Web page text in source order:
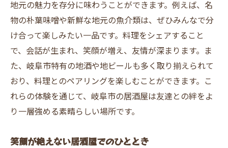
地元の魅力を存分に味わうことができます。例えば、名
物の朴葉味噌や新鮮な地元の魚介類は、ぜひみんなで分
け合って楽しみたい一品です。料理をシェアすること
で、会話が生まれ、笑顔が増え、友情が深まります。ま
た、岐阜市特有の地酒や地ビールも多く取り揃えられて
おり、料理とのペアリングを楽しむことができます。こ
れらの体験を通じて、岐阜市の居酒屋は友達との絆をよ
り一層強める素晴らしい場所です。
笑顔が絶えない居酒屋でのひととき